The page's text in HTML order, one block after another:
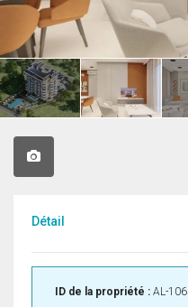
Détail
ID de la propriété : AL-